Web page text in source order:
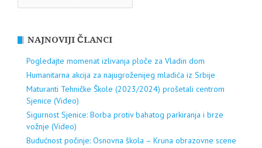
NAJNOVIJI ČLANCI
Pogledajte momenat izlivanja ploče za Vladin dom
Humanitarna akcija za najugroženijeg mladića iz Srbije
Maturanti Tehničke Škole (2023/2024) prošetali centrom
Sjenice (Video)
Sigurnost Sjenice: Borba protiv bahatog parkiranja i brze
vožnje (Video)
Budućnost počinje: Osnovna škola – Kruna obrazovne scene